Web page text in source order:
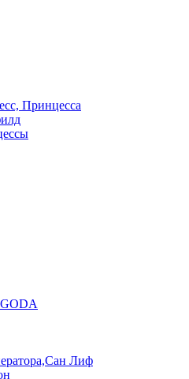
Принцесса
Лиф